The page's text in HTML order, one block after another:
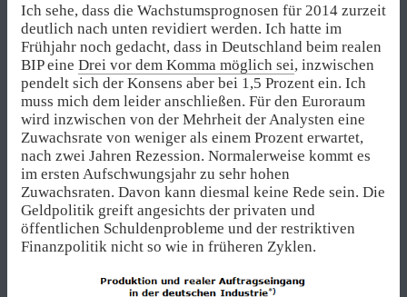
Ich sehe, dass die Wachstumsprognosen für 2014 zurzeit
deutlich nach unten revidiert werden. Ich hatte im
Frühjahr noch gedacht, dass in Deutschland beim realen
BIP eine Drei vor dem Komma möglich sei, inzwischen
pendelt sich der Konsens aber bei 1,5 Prozent ein. Ich
muss mich dem leider anschließen. Für den Euroraum
wird inzwischen von der Mehrheit der Analysten eine
Zuwachsrate von weniger als einem Prozent erwartet,
nach zwei Jahren Rezession. Normalerweise kommt es
im ersten Aufschwungsjahr zu sehr hohen
Zuwachsraten. Davon kann diesmal keine Rede sein. Die
Geldpolitik greift angesichts der privaten und
öffentlichen Schuldenprobleme und der restriktiven
Finanzpolitik nicht so wie in früheren Zyklen.